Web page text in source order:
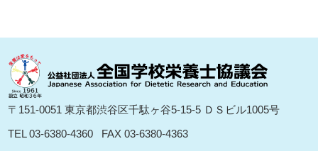
〒151-0051 東京都渋⾕区千駄ヶ⾕5-15-5 ＤＳビル1005号
TEL 03-6380-4360
FAX 03-6380-4363